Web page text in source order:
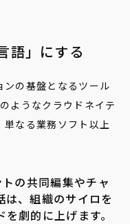
語」にする
の基盤となるツール
ようなクラウドネイテ
単なる業務ソフト以上
トの共同編集やチャ
は、組織のサイロを
劇的に上げます。